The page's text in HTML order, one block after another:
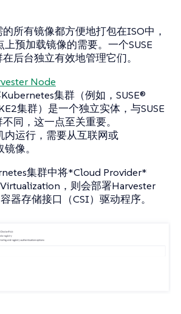
所有镜像都方便地打包在ISO中，
预加载镜像的需要。一个SUSE
后台独立有效地管理它们。
Node
集群（例如，SUSE®
集群）是一个独立实体，与SUSE
同，这一点至关重要。
内运行，需要从互联网或
像。
集群中将*Cloud Provider*
，则会部署Harvester
器存储接口（CSI）驱动程序。